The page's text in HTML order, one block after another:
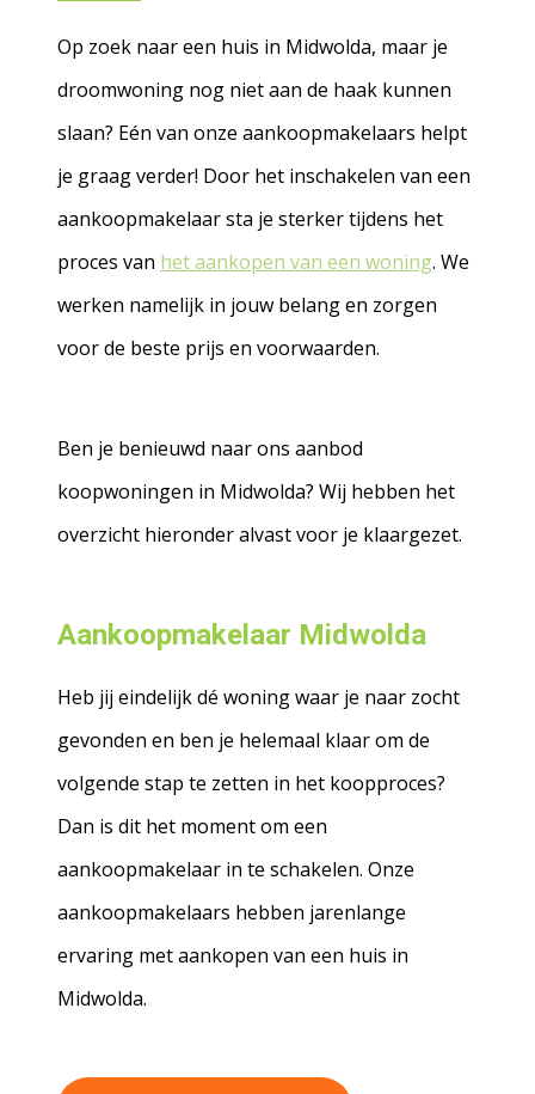
Op zoek naar een huis in Midwolda, maar je
droomwoning nog niet aan de haak kunnen
slaan? Eén van onze aankoopmakelaars helpt
je graag verder! Door het inschakelen van een
aankoopmakelaar sta je sterker tijdens het
proces van het aankopen van een woning. We
werken namelijk in jouw belang en zorgen
voor de beste prijs en voorwaarden.
Ben je benieuwd naar ons aanbod
koopwoningen in Midwolda? Wij hebben het
overzicht hieronder alvast voor je klaargezet.
Aankoopmakelaar Midwolda
Heb jij eindelijk dé woning waar je naar zocht
gevonden en ben je helemaal klaar om de
volgende stap te zetten in het koopproces?
Dan is dit het moment om een
aankoopmakelaar in te schakelen. Onze
aankoopmakelaars hebben jarenlange
ervaring met aankopen van een huis in
Midwolda.